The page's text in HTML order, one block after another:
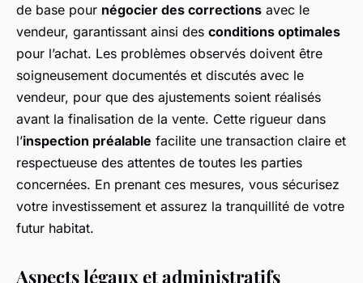
de base pour négocier des corrections avec le
vendeur, garantissant ainsi des conditions optimales
pour l’achat. Les problèmes observés doivent être
soigneusement documentés et discutés avec le
vendeur, pour que des ajustements soient réalisés
avant la finalisation de la vente. Cette rigueur dans
l’inspection préalable facilite une transaction claire et
respectueuse des attentes de toutes les parties
concernées. En prenant ces mesures, vous sécurisez
votre investissement et assurez la tranquillité de votre
futur habitat.
Aspects légaux et administratifs